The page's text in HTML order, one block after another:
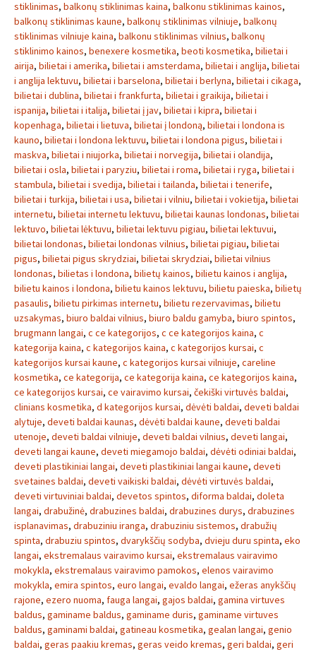
stiklinimas, balkonų stiklinimas kaina, balkonu stiklinimas kainos,
balkonų stiklinimas kaune, balkonų stiklinimas vilniuje, balkonų
stiklinimas vilniuje kaina, balkonu stiklinimas vilnius, balkonų
stiklinimo kainos, benexere kosmetika, beoti kosmetika, bilietai i
airija, bilietai i amerika, bilietai i amsterdama, bilietai i anglija, bilietai
i anglija lektuvu, bilietai i barselona, bilietai i berlyna, bilietai i cikaga,
bilietai i dublina, bilietai i frankfurta, bilietai i graikija, bilietai i
ispanija, bilietai i italija, bilietai į jav, bilietai i kipra, bilietai i
kopenhaga, bilietai i lietuva, bilietai į londoną, bilietai i londona is
kauno, bilietai i londona lektuvu, bilietai i londona pigus, bilietai i
maskva, bilietai i niujorka, bilietai i norvegija, bilietai i olandija,
bilietai i osla, bilietai i paryziu, bilietai i roma, bilietai i ryga, bilietai i
stambula, bilietai i svedija, bilietai i tailanda, bilietai i tenerife,
bilietai i turkija, bilietai i usa, bilietai i vilniu, bilietai i vokietija, bilietai
internetu, bilietai internetu lektuvu, bilietai kaunas londonas, bilietai
lektuvo, bilietai lėktuvu, bilietai lektuvu pigiau, bilietai lektuvui,
bilietai londonas, bilietai londonas vilnius, bilietai pigiau, bilietai
pigus, bilietai pigus skrydziai, bilietai skrydziai, bilietai vilnius
londonas, bilietas i londona, bilietų kainos, bilietu kainos i anglija,
bilietu kainos i londona, bilietu kainos lektuvu, bilietu paieska, bilietų
pasaulis, bilietu pirkimas internetu, bilietu rezervavimas, bilietu
uzsakymas, biuro baldai vilnius, biuro baldu gamyba, biuro spintos,
brugmann langai, c ce kategorijos, c ce kategorijos kaina, c
kategorija kaina, c kategorijos kaina, c kategorijos kursai, c
kategorijos kursai kaune, c kategorijos kursai vilniuje, careline
kosmetika, ce kategorija, ce kategorija kaina, ce kategorijos kaina,
ce kategorijos kursai, ce vairavimo kursai, čekiški virtuvės baldai,
clinians kosmetika, d kategorijos kursai, dėvėti baldai, deveti baldai
alytuje, deveti baldai kaunas, dėvėti baldai kaune, deveti baldai
utenoje, deveti baldai vilniuje, deveti baldai vilnius, deveti langai,
deveti langai kaune, deveti miegamojo baldai, dėvėti odiniai baldai,
deveti plastikiniai langai, deveti plastikiniai langai kaune, deveti
svetaines baldai, deveti vaikiski baldai, dėvėti virtuvės baldai,
deveti virtuviniai baldai, devetos spintos, diforma baldai, doleta
langai, drabužinė, drabuzines baldai, drabuzines durys, drabuzines
isplanavimas, drabuziniu iranga, drabuziniu sistemos, drabužių
spinta, drabuziu spintos, dvarykščių sodyba, dvieju duru spinta, eko
langai, ekstremalaus vairavimo kursai, ekstremalaus vairavimo
mokykla, ekstremalaus vairavimo pamokos, elenos vairavimo
mokykla, emira spintos, euro langai, evaldo langai, ežeras anykščių
rajone, ezero nuoma, fauga langai, gajos baldai, gamina virtuves
baldus, gaminame baldus, gaminame duris, gaminame virtuves
baldus, gaminami baldai, gatineau kosmetika, gealan langai, genio
baldai, geras paakiu kremas, geras veido kremas, geri baldai, geri